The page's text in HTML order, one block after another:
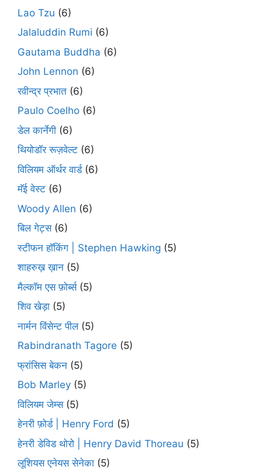
Lao Tzu (6)
Jalaluddin Rumi (6)
Gautama Buddha (6)
John Lennon (6)
रवीन्द्र प्रभात (6)
Paulo Coelho (6)
डेल कार्नेगी (6)
थियोडॉर रूज़वेल्ट (6)
विलियम ऑर्थर वार्ड(6)
मॅई वेस्ट (6)
Woody Allen (6)
बिल गेट्स(6)
स्टीफन हॉकिंग | Stephen Hawking (5)
शाहरुख़ ख़ान (5)
मैल्कॉम एस फ़ोर्ब्स(5)
शिव खेड़ा (5)
नार्मन विंसेन्ट पील(5)
Rabindranath Tagore (5)
फ्रांसिस बेकन (5)
Bob Marley (5)
विलियम जेम्स(5)
हेनरी फ़ोर्ड | Henry Ford (5)
हेनरी डेविड थोरो | Henry David Thoreau (5)
लूशियस एनेयस सेनेका (5)